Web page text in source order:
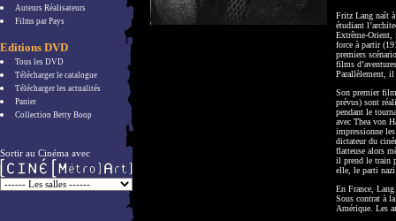
Auteurs Réalisateurs
Films par Pays
Editions DVD
Tous les DVD
Télécharger le catalogue
Télécharger les actualités
Panier
Collection Betty Boop
Sortir au Cinéma avec
Fritz Lang naît
étudiant
Extrême-Orient,
force à partir
premiers
films
Parallèlement, il
Son premier
prévus) sont
pendant le
avec Thea von
impressionne
dictateur du
flatteuse alors
il prend le train
elle, le parti
En France,
Sous contrat à
Amérique. Les